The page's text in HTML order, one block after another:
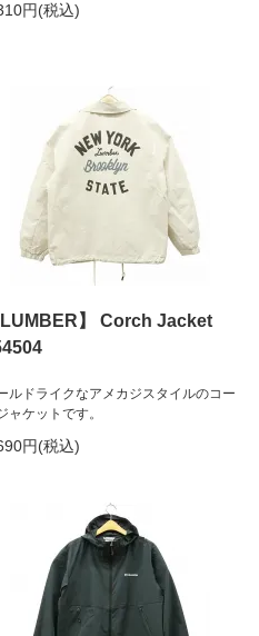
円(税込)
LUMBER】 Corch Jacket
ルドライクなアメカジスタイルのコー
ャケットです。
円(税込)